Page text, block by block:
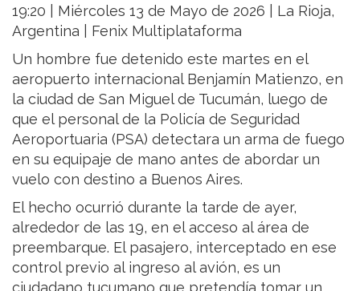
19:20 | Miércoles 13 de Mayo de 2026 | La Rioja,
Argentina | Fenix Multiplataforma
Un hombre fue detenido este martes en el
aeropuerto internacional Benjamín Matienzo, en
la ciudad de San Miguel de Tucumán, luego de
que el personal de la Policía de Seguridad
Aeroportuaria (PSA) detectara un arma de fuego
en su equipaje de mano antes de abordar un
vuelo con destino a Buenos Aires.
El hecho ocurrió durante la tarde de ayer,
alrededor de las 19, en el acceso al área de
preembarque. El pasajero, interceptado en ese
control previo al ingreso al avión, es un
ciudadano tucumano que pretendía tomar un